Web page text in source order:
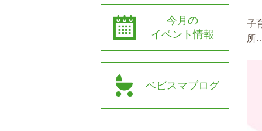
子
所
今月の
イベント情報
ベビスマブログ